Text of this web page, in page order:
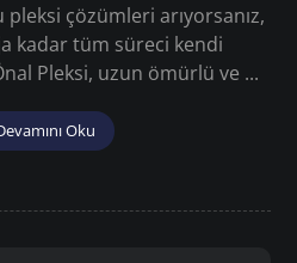
çözümleri arıyorsanız,
kadar tüm süreci kendi
Pleksi, uzun ömürlü ve ...
Oku